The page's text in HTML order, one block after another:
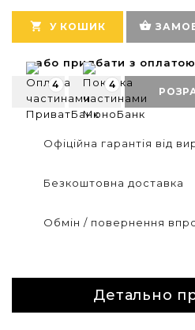
 У КОШИК shopping_basket
або придбати з
4 4
Офіційна гарантія від
Безкоштовна доставка
Обмін / повернення
Детально